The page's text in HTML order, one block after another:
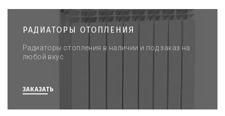
РАДИАТОРЫ ОТОПЛЕНИЯ
Радиаторы отопления в наличии и под заказ на
любой вкус
ЗАКАЗАТЬ